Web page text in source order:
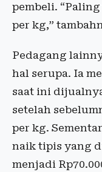
pembeli.
per kg,”
Pedagang
hal serupa. Ia
saat ini
setelah
per kg.
naik tipis yang
menjadi